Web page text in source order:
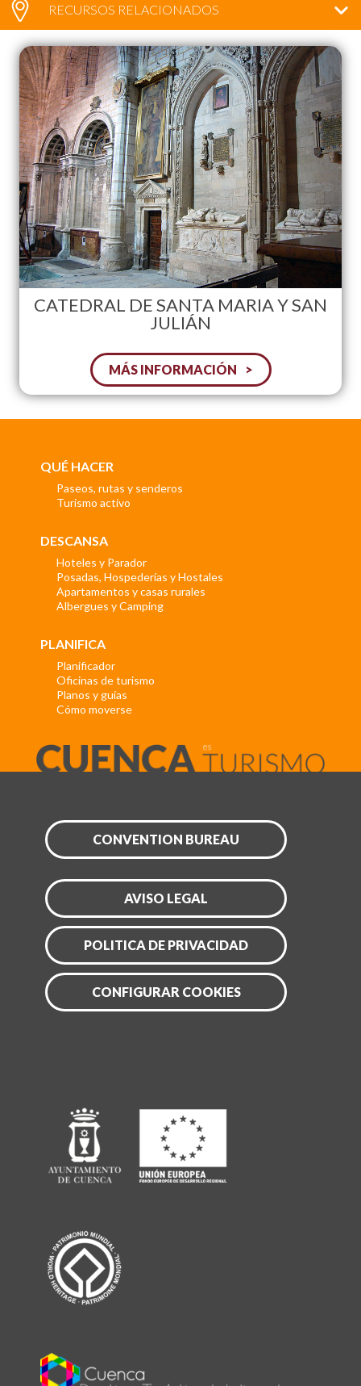
RECURSOS RELACIONADOS
CATEDRAL DE SANTA MARIA Y SAN
JULIÁN
MÁS INFORMACIÓN
QUÉ HACER
Paseos, rutas y senderos
Turismo activo
DESCANSA
Hoteles y Parador
Posadas, Hospederías y Hostales
Apartamentos y casas rurales
Albergues y Camping
PLANIFICA
Planificador
Oficinas de turismo
Planos y guías
Cómo moverse
CONVENTION BUREAU
AVISO LEGAL
POLITICA DE PRIVACIDAD
CONFIGURAR COOKIES